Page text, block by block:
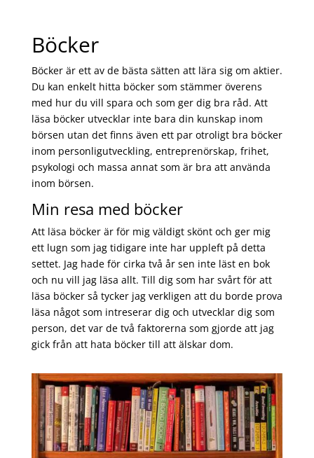
Böcker
Böcker är ett av de bästa sätten att lära sig om aktier.
Du kan enkelt hitta böcker som stämmer överens
med hur du vill spara och som ger dig bra råd. Att
läsa böcker utvecklar inte bara din kunskap inom
börsen utan det finns även ett par otroligt bra böcker
inom personligutveckling, entreprenörskap, frihet,
psykologi och massa annat som är bra att använda
inom börsen.
Min resa med böcker
Att läsa böcker är för mig väldigt skönt och ger mig
ett lugn som jag tidigare inte har uppleft på detta
settet. Jag hade för cirka två år sen inte läst en bok
och nu vill jag läsa allt. Till dig som har svårt för att
läsa böcker så tycker jag verkligen att du borde prova
läsa något som intreserar dig och utvecklar dig som
person, det var de två faktorerna som gjorde att jag
gick från att hata böcker till att älskar dom.